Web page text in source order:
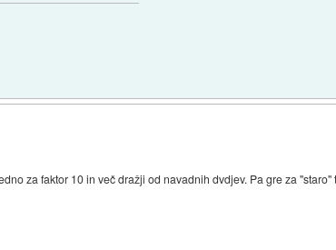
za faktor 10 in več dražji od navadnih dvdjev. Pa gre za "staro"